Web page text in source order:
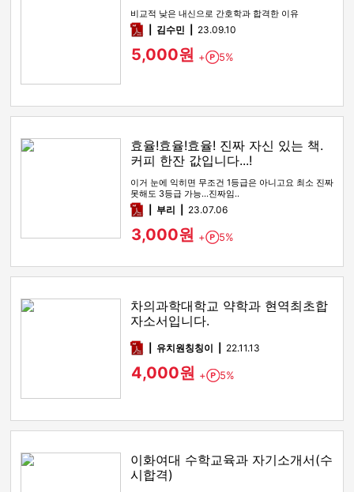
비교적 낮은 내신으로 간호학과 합격한 이유
pdf김수민 23.09.10
5,000원 + Point
5%
효율!효율!효율! 진짜 자신 있는 책.
커피 한잔 값입니다...!
이거 눈에 익히면 무조건 1등급은 아니고요 최소 진짜
못해도 3등급 가능...진짜임..
pdf부리 23.07.06
3,000원 + Point
5%
차의과학대학교 약학과 현역최초합
자소서입니다.
pdf유치원칭칭이 22.11.13
4,000원 + Point
5%
이화여대 수학교육과 자기소개서(수
시합격)